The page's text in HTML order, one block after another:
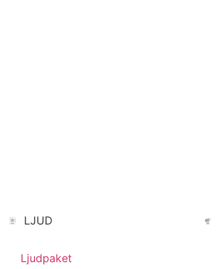
LJUD
Ljudpaket